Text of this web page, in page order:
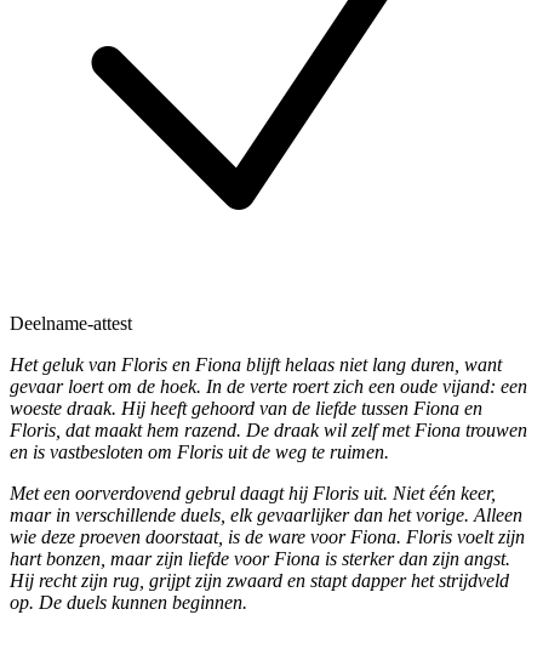
Deelname-attest
Het geluk van Floris en Fiona blijft helaas niet lang duren, want
gevaar loert om de hoek. In de verte roert zich een oude vijand: een
woeste draak. Hij heeft gehoord van de liefde tussen Fiona en
Floris, dat maakt hem razend. De draak wil zelf met Fiona trouwen
en is vastbesloten om Floris uit de weg te ruimen.
Met een oorverdovend gebrul daagt hij Floris uit. Niet één keer,
maar in verschillende duels, elk gevaarlijker dan het vorige. Alleen
wie deze proeven doorstaat, is de ware voor Fiona. Floris voelt zijn
hart bonzen, maar zijn liefde voor Fiona is sterker dan zijn angst.
Hij recht zijn rug, grijpt zijn zwaard en stapt dapper het strijdveld
op. De duels kunnen beginnen.